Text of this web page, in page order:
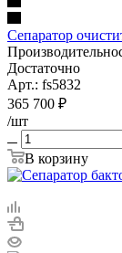
Сепаратор
Достаточно
Арт.: fs5832
365 700 ₽
/шт
В корзину